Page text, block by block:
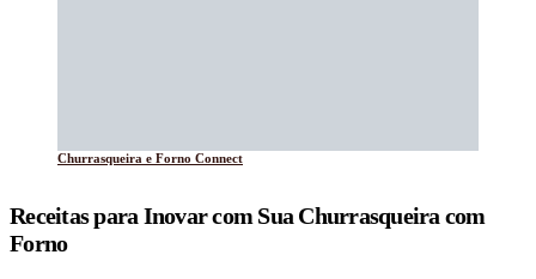
Churrasqueira e Forno Connect
Receitas para Inovar com Sua Churrasqueira com
Forno